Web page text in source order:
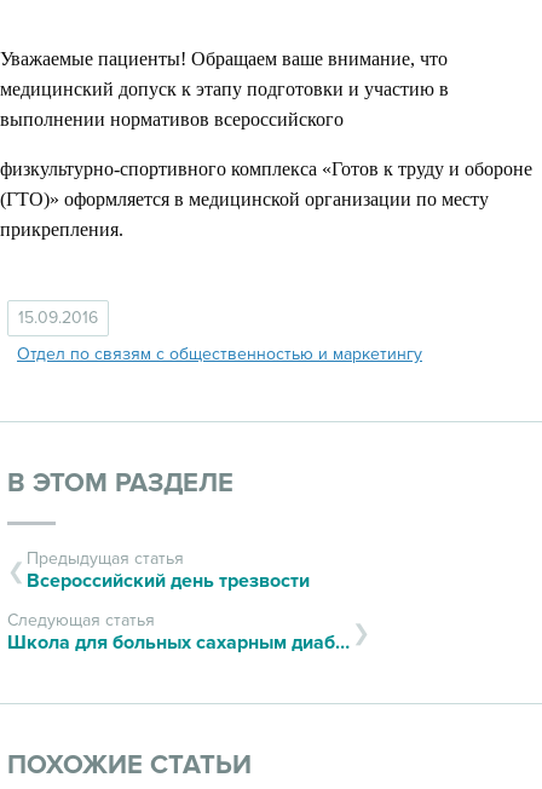
Уважаемые пациенты! Обращаем ваше внимание, что
медицинский допуск к этапу подготовки и участию в
выполнении нормативов всероссийского
физкультурно-спортивного комплекса «Готов к труду и обороне
(ГТО)» оформляется в медицинской организации по месту
прикрепления.
15.09.2016
Отдел по связям с общественностью и маркетингу
В ЭТОМ РАЗДЕЛЕ
Предыдущая статья
Всероссийский день трезвости
Следующая статья
Школа для больных сахарным диабетом
ПОХОЖИЕ СТАТЬИ